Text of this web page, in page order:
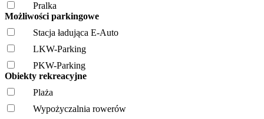
Pralka
Możliwości parkingowe
Stacja ładująca E-Auto
LKW-Parking
PKW-Parking
Obiekty rekreacyjne
Plaża
Wypożyczalnia rowerów